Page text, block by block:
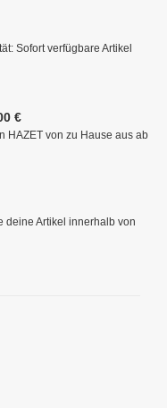
Sofort verfügbare Artikel
€
HAZET von zu Hause aus ab
deine Artikel innerhalb von